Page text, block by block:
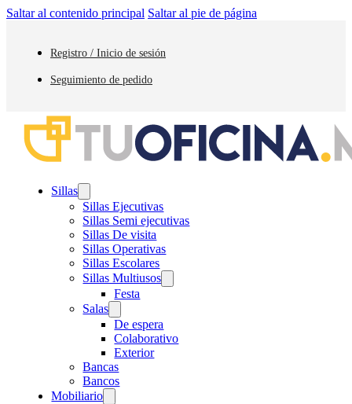
Saltar al contenido principal Saltar al pie de página
Registro / Inicio de sesión
Seguimiento de pedido
Sillas
Sillas Ejecutivas
Sillas Semi ejecutivas
Sillas De visita
Sillas Operativas
Sillas Escolares
Sillas Multiusos
Festa
Salas
De espera
Colaborativo
Exterior
Bancas
Bancos
Mobiliario